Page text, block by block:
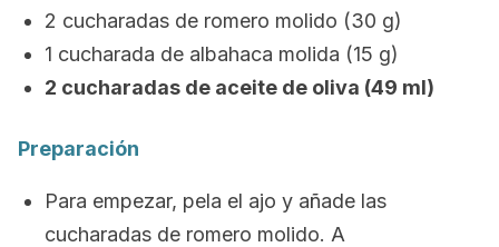
2 cucharadas de romero molido (30 g)
1 cucharada de albahaca molida (15 g)
2 cucharadas de aceite de oliva (49 ml)
Preparación
Para empezar, pela el ajo y añade las
cucharadas de romero molido. A